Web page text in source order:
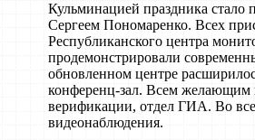
Кульминацией праздника стало
Сергеем Пономаренко. Всех
Республиканского центра
продемонстрировали
обновленном центре
конференц-зал. Всем желающим
верификации, отдел ГИА. Во
видеонаблюдения.